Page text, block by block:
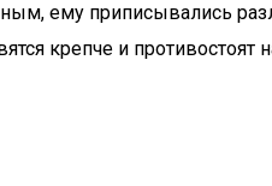
ему приписывались
крепче и противостоят